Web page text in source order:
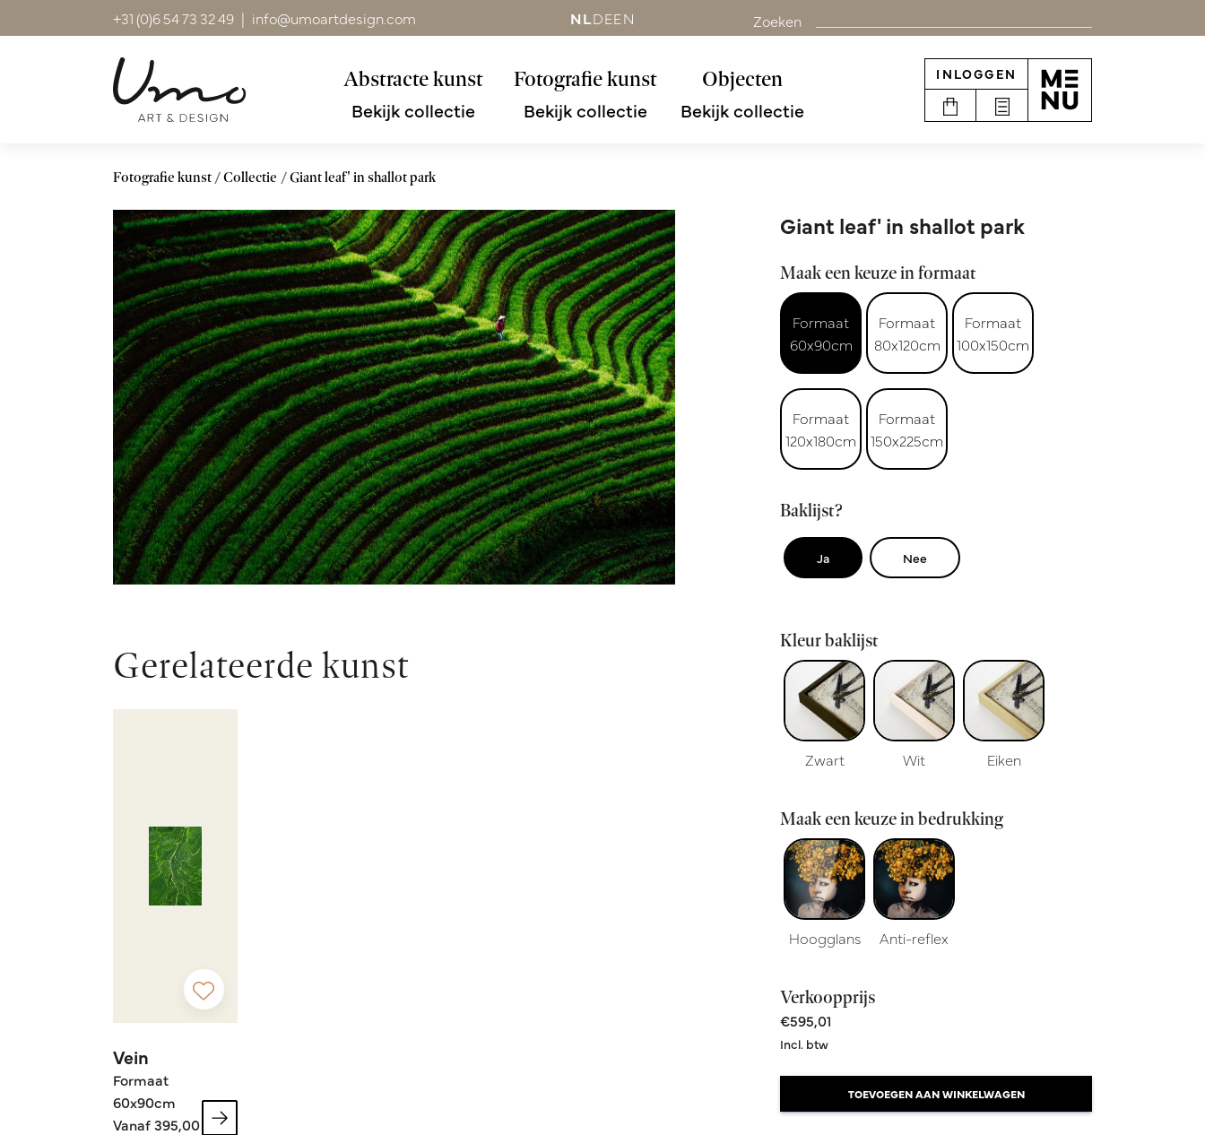
+31 (0)6 54 73 32 49 | info@umoartdesign.com NLDEEN Zoeken
Abstracte kunst
Bekijk collectie
Fotografie kunst
Bekijk collectie
Objecten
Bekijk collectie
INLOGGEN
Fotografie kunst Collectie Giant leaf' in shallot park
Gerelateerde kunst
Vein
Formaat
60x90cm
Vanaf 395,00
Giant leaf' in shallot park
Maak een keuze in formaat
Formaat
60x90cm
Formaat
80x120cm
Formaat
100x150cm
Formaat
120x180cm
Formaat
150x225cm
Baklijst?
Ja Nee
Kleur baklijst
Zwart Wit Eiken
Maak een keuze in bedrukking
Hoogglans Anti-reflex
Verkoopprijs
€595,01
Incl. btw
TOEVOEGEN AAN WINKELWAGEN